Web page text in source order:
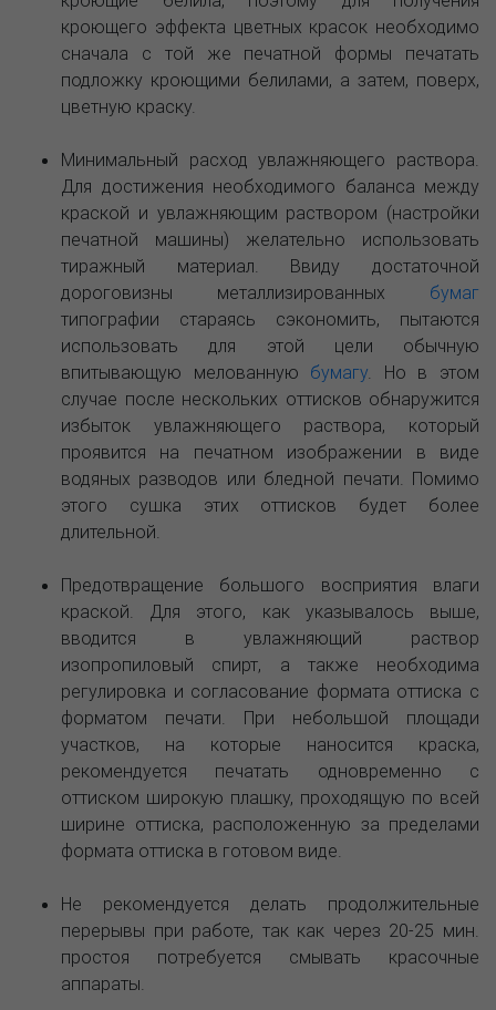
кроющего эффекта цветных красок необходимо
сначала с той же печатной формы печатать
подложку кроющими белилами, а затем, поверх,
цветную краску.
Минимальный расход увлажняющего раствора.
Для достижения необходимого баланса между
краской и увлажняющим раствором (настройки
печатной машины) желательно использовать
тиражный материал. Ввиду достаточной
дороговизны металлизированных бумаг
типографии стараясь сэкономить, пытаются
использовать для этой цели обычную
впитывающую мелованную бумагу. Но в этом
случае после нескольких оттисков обнаружится
избыток увлажняющего раствора, который
проявится на печатном изображении в виде
водяных разводов или бледной печати. Помимо
этого сушка этих оттисков будет более
длительной.
Предотвращение большого восприятия влаги
краской. Для этого, как указывалось выше,
вводится в увлажняющий раствор
изопропиловый спирт, а также необходима
регулировка и согласование формата оттиска с
форматом печати. При небольшой площади
участков, на которые наносится краска,
рекомендуется печатать одновременно с
оттиском широкую плашку, проходящую по всей
ширине оттиска, расположенную за пределами
формата оттиска в готовом виде.
Не рекомендуется делать продолжительные
перерывы при работе, так как через 20-25 мин.
простоя потребуется смывать красочные
аппараты.